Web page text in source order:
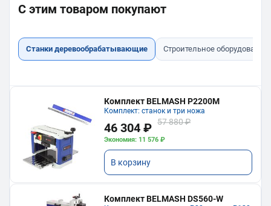
С этим товаром покупают
Станки деревообрабатывающие Строительное оборудование
Комплект BELMASH P2200M
Комплект: станок и три ножа
46 304 ₽ 57 880 ₽
Экономия: 11 576 ₽
В корзину
Комплект BELMASH DS560-W